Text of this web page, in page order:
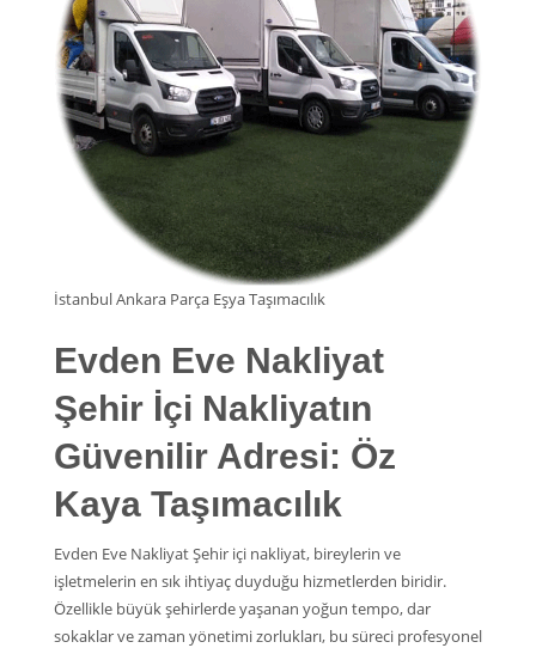
İstanbul Ankara Parça Eşya Taşımacılık
Evden Eve Nakliyat
Şehir İçi Nakliyatın
Güvenilir Adresi: Öz
Kaya Taşımacılık
Evden Eve Nakliyat Şehir içi nakliyat, bireylerin ve
işletmelerin en sık ihtiyaç duyduğu hizmetlerden biridir.
Özellikle büyük şehirlerde yaşanan yoğun tempo, dar
sokaklar ve zaman yönetimi zorlukları, bu süreci profesyonel